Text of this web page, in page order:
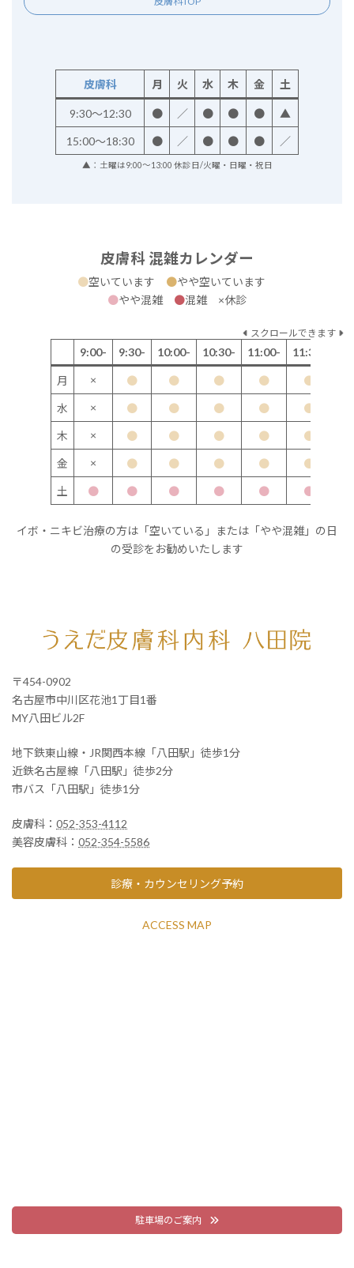
皮膚科 月 火 水 木 金 土
9:30～12:30 ● ／ ● ● ● ▲
15:00～18:30 ● ／ ● ● ● ／
▲：土曜は9:00～13:00 休診日/火曜・日曜・祝日
皮膚科 混雑カレンダー
●空いています ●やや空いています
●やや混雑 ●混雑 ×休診
スクロールできます
9:00- 9:30- 10:00- 10:30- 11:00- 11:30-
月 × ● ● ● ● ●
水 × ● ● ● ● ●
木 × ● ● ● ● ●
金 × ● ● ● ● ●
土 ● ● ● ● ● ●
イボ・ニキビ治療の方は「空いている」または「やや混雑」の日
の受診をお勧めいたします
〒454-0902
名古屋市中川区花池1丁目1番
MY八田ビル2F
地下鉄東山線・JR関西本線「八田駅」徒歩1分
近鉄名古屋線「八田駅」徒歩2分
市バス「八田駅」徒歩1分
皮膚科： 052-353-4112
美容皮膚科： 052-354-5586
診療・カウンセリング予約
ACCESS MAP
駐車場のご案内